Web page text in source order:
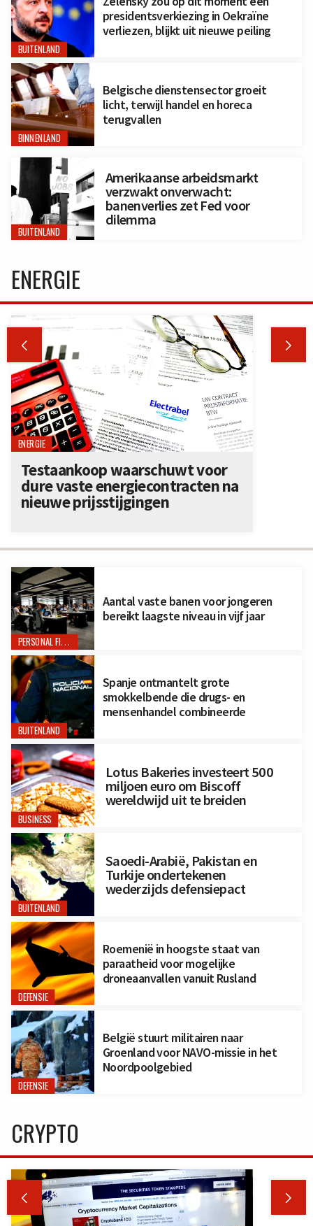
BUITENLAND
presidentsverkiezing in Oekraïne
verliezen, blijkt uit nieuwe peiling
BINNENLAND
Belgische dienstensector groeit
licht, terwijl handel en horeca
terugvallen
BUITENLAND
Amerikaanse arbeidsmarkt
verzwakt onverwacht:
banenverlies zet Fed voor
dilemma
PERSONAL FINANCE
Aantal vaste banen voor jongeren
bereikt laagste niveau in vijf jaar
BUITENLAND
Spanje ontmantelt grote
smokkelbende die drugs- en
mensenhandel combineerde
BUSINESS
Lotus Bakeries investeert 500
miljoen euro om Biscoff
wereldwijd uit te breiden
BUITENLAND
Saoedi-Arabië, Pakistan en
Turkije ondertekenen
wederzijds defensiepact
DEFENSIE
Roemenië in hoogste staat van
paraatheid voor mogelijke
droneaanvallen vanuit Rusland
DEFENSIE
België stuurt militairen naar
Groenland voor NAVO-missie in het
Noordpoolgebied
ENERGIE
 
ENERGIE
Testaankoop waarschuwt voor
dure vaste energiecontracten na
nieuwe prijsstijgingen
CRYPTO
 